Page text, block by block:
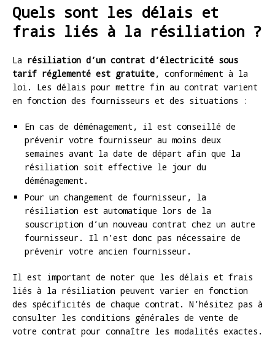
Quels sont les délais et
frais liés à la résiliation ?
La résiliation d’un contrat d’électricité sous
tarif réglementé est gratuite, conformément à la
loi. Les délais pour mettre fin au contrat varient
en fonction des fournisseurs et des situations :
En cas de déménagement, il est conseillé de
prévenir votre fournisseur au moins deux
semaines avant la date de départ afin que la
résiliation soit effective le jour du
déménagement.
Pour un changement de fournisseur, la
résiliation est automatique lors de la
souscription d’un nouveau contrat chez un autre
fournisseur. Il n’est donc pas nécessaire de
prévenir votre ancien fournisseur.
Il est important de noter que les délais et frais
liés à la résiliation peuvent varier en fonction
des spécificités de chaque contrat. N’hésitez pas à
consulter les conditions générales de vente de
votre contrat pour connaître les modalités exactes.